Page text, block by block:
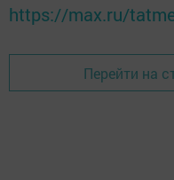
https://max.ru/
Перейти на